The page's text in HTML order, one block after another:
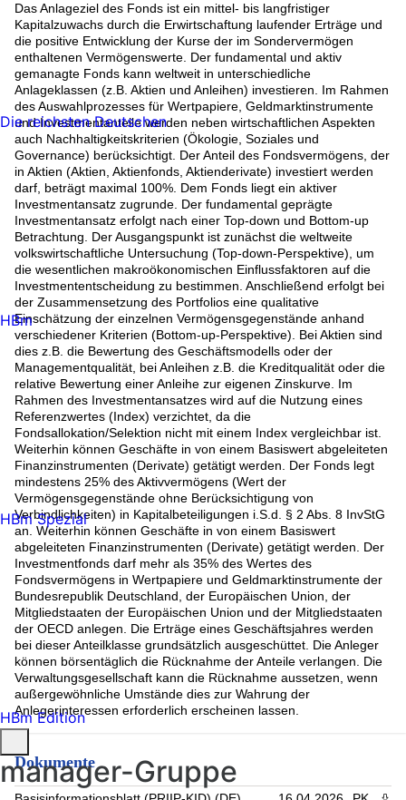
Das Anlageziel des Fonds ist ein mittel- bis langfristiger
Kapitalzuwachs durch die Erwirtschaftung laufender Erträge und
die positive Entwicklung der Kurse der im Sondervermögen
enthaltenen Vermögenswerte. Der fundamental und aktiv
gemanagte Fonds kann weltweit in unterschiedliche
Anlageklassen (z.B. Aktien und Anleihen) investieren. Im Rahmen
des Auswahlprozesses für Wertpapiere, Geldmarktinstrumente
und Investmentanteile werden neben wirtschaftlichen Aspekten
auch Nachhaltigkeitskriterien (Ökologie, Soziales und
Governance) berücksichtigt. Der Anteil des Fondsvermögens, der
in Aktien (Aktien, Aktienfonds, Aktienderivate) investiert werden
darf, beträgt maximal 100%. Dem Fonds liegt ein aktiver
Investmentansatz zugrunde. Der fundamental geprägte
Investmentansatz erfolgt nach einer Top-down und Bottom-up
Betrachtung. Der Ausgangspunkt ist zunächst die weltweite
volkswirtschaftliche Untersuchung (Top-down-Perspektive), um
die wesentlichen makroökonomischen Einflussfaktoren auf die
Investmententscheidung zu bestimmen. Anschließend erfolgt bei
der Zusammensetzung des Portfolios eine qualitative
Einschätzung der einzelnen Vermögensgegenstände anhand
verschiedener Kriterien (Bottom-up-Perspektive). Bei Aktien sind
dies z.B. die Bewertung des Geschäftsmodells oder der
Managementqualität, bei Anleihen z.B. die Kreditqualität oder die
relative Bewertung einer Anleihe zur eigenen Zinskurve. Im
Rahmen des Investmentansatzes wird auf die Nutzung eines
Referenzwertes (Index) verzichtet, da die
Fondsallokation/Selektion nicht mit einem Index vergleichbar ist.
Weiterhin können Geschäfte in von einem Basiswert abgeleiteten
Finanzinstrumenten (Derivate) getätigt werden. Der Fonds legt
mindestens 25% des Aktivvermögens (Wert der
Vermögensgegenstände ohne Berücksichtigung von
Verbindlichkeiten) in Kapitalbeteiligungen i.S.d. § 2 Abs. 8 InvStG
an. Weiterhin können Geschäfte in von einem Basiswert
abgeleiteten Finanzinstrumenten (Derivate) getätigt werden. Der
Investmentfonds darf mehr als 35% des Wertes des
Fondsvermögens in Wertpapiere und Geldmarktinstrumente der
Bundesrepublik Deutschland, der Europäischen Union, der
Mitgliedstaaten der Europäischen Union und der Mitgliedstaaten
der OECD anlegen. Die Erträge eines Geschäftsjahres werden
bei dieser Anteilklasse grundsätzlich ausgeschüttet. Die Anleger
können börsentäglich die Rücknahme der Anteile verlangen. Die
Verwaltungsgesellschaft kann die Rücknahme aussetzen, wenn
außergewöhnliche Umstände dies zur Wahrung der
Anlegerinteressen erforderlich erscheinen lassen.
Dokumente
Die reichsten Deutschen
HBm
HBm Spezial
HBm Edition
manager-Gruppe